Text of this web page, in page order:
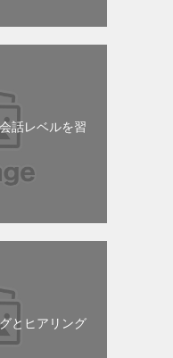
話レベルを習
とヒアリング